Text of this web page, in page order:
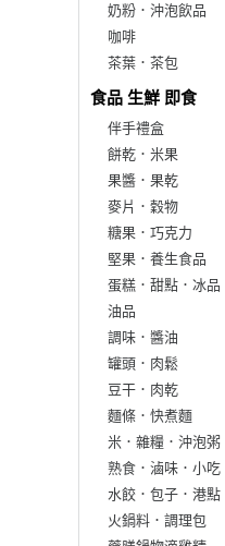
奶粉．沖泡飲品
咖啡
茶葉．茶包
食品 生鮮 即食
伴手禮盒
餅乾．米果
果醬．果乾
麥片．穀物
糖果．巧克力
堅果．養生食品
蛋糕．甜點．冰品
油品
調味．醬油
罐頭．肉鬆
豆干．肉乾
麵條．快煮麵
米．雜糧．沖泡粥
熟食．滷味．小吃
水餃．包子．港點
火鍋料．調理包